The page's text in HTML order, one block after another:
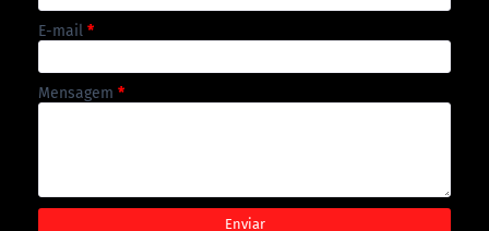
E-mail *
Mensagem *